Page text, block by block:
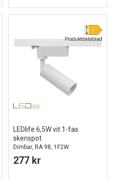
Produktdatablad
LEDlife 6,5W vit 1-fas
skenspot
Dimbar, RA 98, 1F2W
277 kr